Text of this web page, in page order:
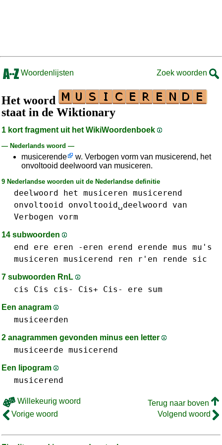
Woordenlijsten Zoek woorden
Het woord
staat in de Wiktionary
1 kort fragment uit het WikiWoordenboek
— Nederlands woord —
musicerende
w. Verbogen vorm van musicerend, het
onvoltooid deelwoord van musiceren.
9 Nederlandse woorden uit de Nederlandse definitie
deelwoord het musiceren musicerend
onvoltooid
onvoltooid␣deelwoord
van
Verbogen
vorm
14 subwoorden
end ere eren -eren erend erende mus mu's
musiceren musicerend ren r'en rende sic
7 subwoorden RnL
cis Cis cis- Cis+ Cis- ere sum
Een anagram
musiceerden
2 anagrammen gevonden minus een letter
musiceerde musicerend
Een lipogram
musicerend
Willekeurig woord
Terug naar boven
Vorige woord
Volgend woord